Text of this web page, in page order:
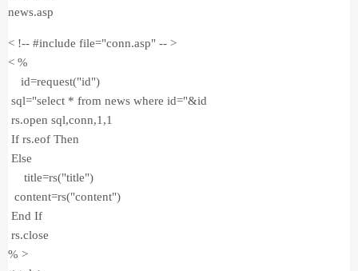
news.asp
< !-- #include file="conn.asp" -- >
< %
id=request("id")
sql="select * from news where id="&id
rs.open sql,conn,1,1
If rs.eof Then
Else
title=rs("title")
content=rs("content")
End If
rs.close
% >